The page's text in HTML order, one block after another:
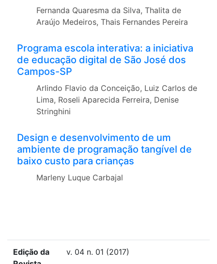
Fernanda Quaresma da Silva, Thalita de
Araújo Medeiros, Thais Fernandes Pereira
Programa escola interativa: a iniciativa
de educação digital de São José dos
Campos-SP
Arlindo Flavio da Conceição, Luiz Carlos de
Lima, Roseli Aparecida Ferreira, Denise
Stringhini
Design e desenvolvimento de um
ambiente de programação tangível de
baixo custo para crianças
Marleny Luque Carbajal
Edição da
v. 04 n. 01 (2017)